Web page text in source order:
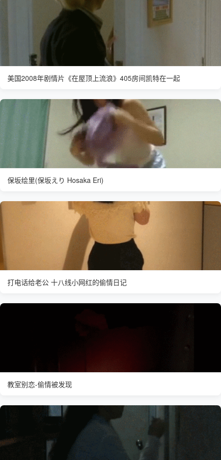
美国2008年剧情片《在屋顶上流浪》405房间凯特在一起
保坂绘里(保坂えり Hosaka Eri)
打电话给老公 十八线小网红的偷情日记
教室别恋-偷情被发现